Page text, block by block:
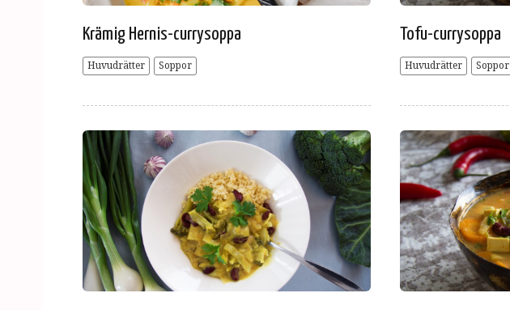
Krämig Hernis-currysoppa
Huvudrätter Soppor
Tofu-currysoppa
Huvudrätter Soppor